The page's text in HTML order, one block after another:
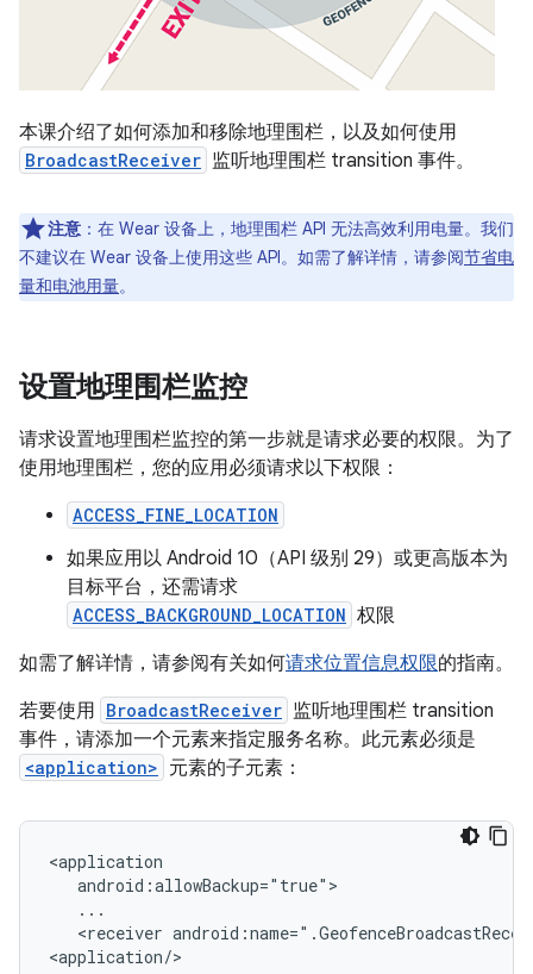
本课介绍了如何添加和移除地理围栏，以及如何使用
BroadcastReceiver 监听地理围栏 transition 事件。
注意 ：在 Wear 设备上，地理围栏 API 无法高效利用电量。我们
不建议在 Wear 设备上使用这些 API。如需了解详情，请参阅节省电
量和电池用量。
设置地理围栏监控
请求设置地理围栏监控的第一步就是请求必要的权限。为了
使用地理围栏，您的应用必须请求以下权限：
ACCESS_FINE_LOCATION
如果应用以 Android 10（API 级别 29）或更高版本为
目标平台，还需请求
ACCESS_BACKGROUND_LOCATION 权限
如需了解详情，请参阅有关如何请求位置信息权限的指南。
若要使用 BroadcastReceiver 监听地理围栏 transition
事件，请添加一个元素来指定服务名称。此元素必须是
<application> 元素的子元素：
<receiver
<application/>